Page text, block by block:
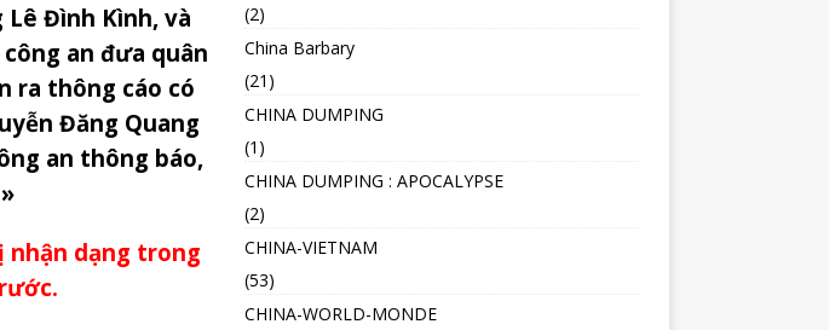
Đình Kình, và
an đưa quân
ra thông cáo có
Đăng Quang
an thông báo,
nhận dạng trong
(2)
China Barbary
(21)
CHINA DUMPING
(1)
CHINA DUMPING : APOCALYPSE
(2)
CHINA-VIETNAM
(53)
CHINA-WORLD-MONDE